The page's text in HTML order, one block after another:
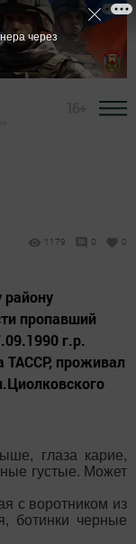
1179 0 0
пропавший
г.р.
ТАССР, проживал
глаза карие,
густые. Может
с воротником из
ботинки черные
через